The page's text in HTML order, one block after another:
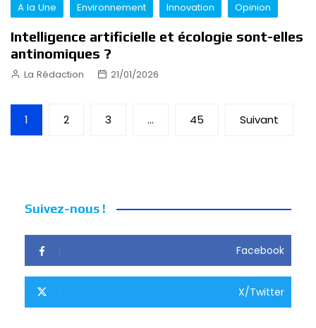
A la Une Environnement Innovation Opinion
Intelligence artificielle et écologie sont-elles
antinomiques ?
La Rédaction 21/01/2026
Pagination
des
1 2 3 … 45 Suivant
Suivez-nous !
Facebook
X/Twitter